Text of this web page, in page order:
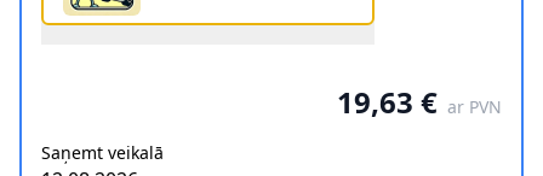
19,63 € ar PVN
Saņemt veikalā